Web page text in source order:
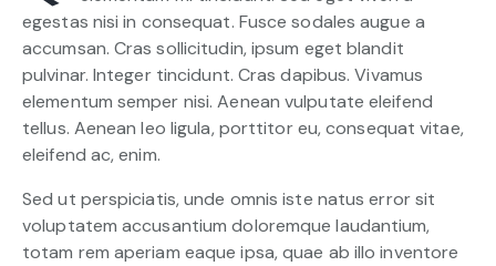
egestas nisi in consequat. Fusce sodales augue a
accumsan. Cras sollicitudin, ipsum eget blandit
pulvinar. Integer tincidunt. Cras dapibus. Vivamus
elementum semper nisi. Aenean vulputate eleifend
tellus. Aenean leo ligula, porttitor eu, consequat vitae,
eleifend ac, enim.
Sed ut perspiciatis, unde omnis iste natus error sit
voluptatem accusantium doloremque laudantium,
totam rem aperiam eaque ipsa, quae ab illo inventore